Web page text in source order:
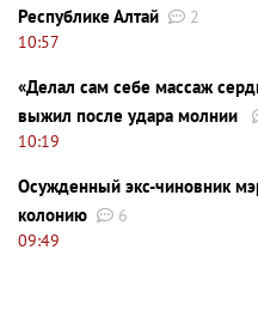
Республике Алтай
2
10:57
«Делал сам себе массаж
выжил после удара молнии
10:19
Осужденный экс-чиновник
колонию
6
09:49